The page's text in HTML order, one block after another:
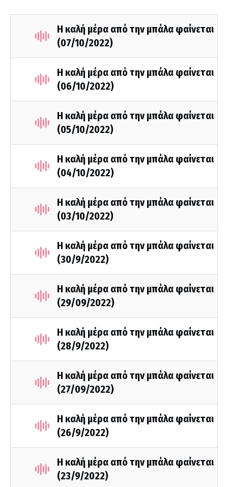
Η καλή μέρα από την μπάλα φαίνεται
(07/10/2022)
Η καλή μέρα από την μπάλα φαίνεται
(06/10/2022)
Η καλή μέρα από την μπάλα φαίνεται
(05/10/2022)
Η καλή μέρα από την μπάλα φαίνεται
(04/10/2022)
Η καλή μέρα από την μπάλα φαίνεται
(03/10/2022)
Η καλή μέρα από την μπάλα φαίνεται
(30/9/2022)
Η καλή μέρα από την μπάλα φαίνεται
(29/09/2022)
Η καλή μέρα από την μπάλα φαίνεται
(28/9/2022)
Η καλή μέρα από την μπάλα φαίνεται
(27/09/2022)
Η καλή μέρα από την μπάλα φαίνεται
(26/9/2022)
Η καλή μέρα από την μπάλα φαίνεται
(23/9/2022)